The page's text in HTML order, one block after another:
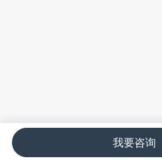
我要咨询